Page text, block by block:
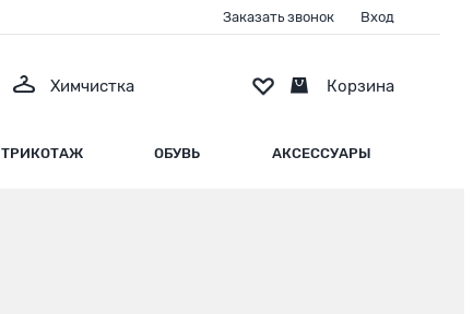
ТРИКОТАЖ ОБУВЬ АКСЕССУАРЫ
Химчистка
Заказать звонок Вход
Корзина